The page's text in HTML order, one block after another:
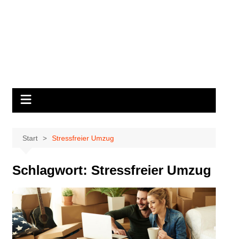
Start Stressfreier Umzug
Schlagwort: Stressfreier Umzug